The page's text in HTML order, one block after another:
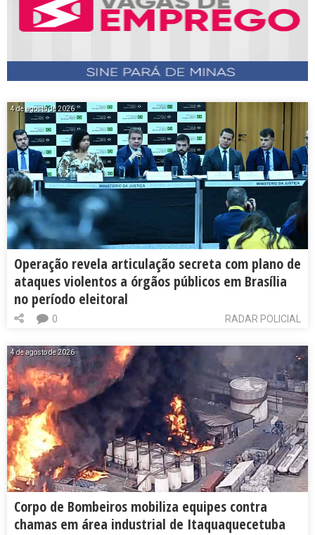
4 de agosto de 2026
Operação revela articulação secreta com plano de
ataques violentos a órgãos públicos em Brasília
no período eleitoral
RADAR POLICIAL
0
4 de agosto de 2026
Corpo de Bombeiros mobiliza equipes contra
chamas em área industrial de Itaquaquecetuba